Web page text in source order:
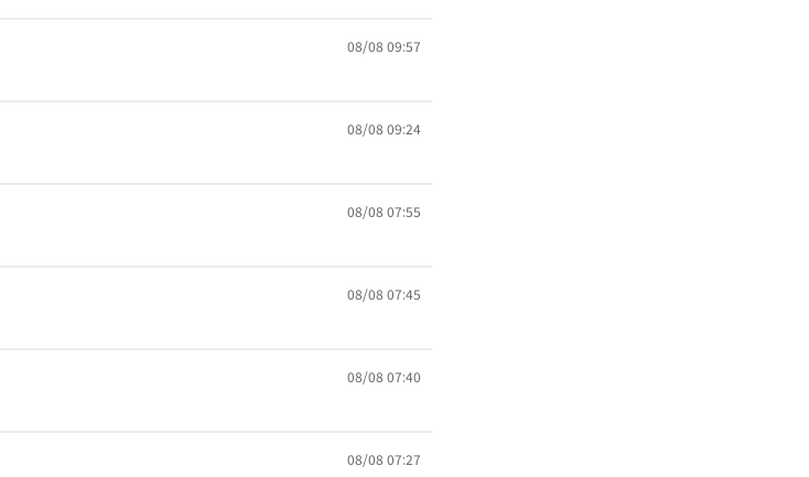
08/08 09:57
08/08 09:24
08/08 07:55
08/08 07:45
08/08 07:40
08/08 07:27